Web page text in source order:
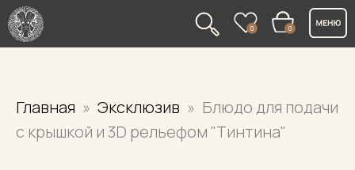
0 0
Главная Эксклюзив
Блюдо для подачи
с крышкой и 3D рельефом "Тинтина"